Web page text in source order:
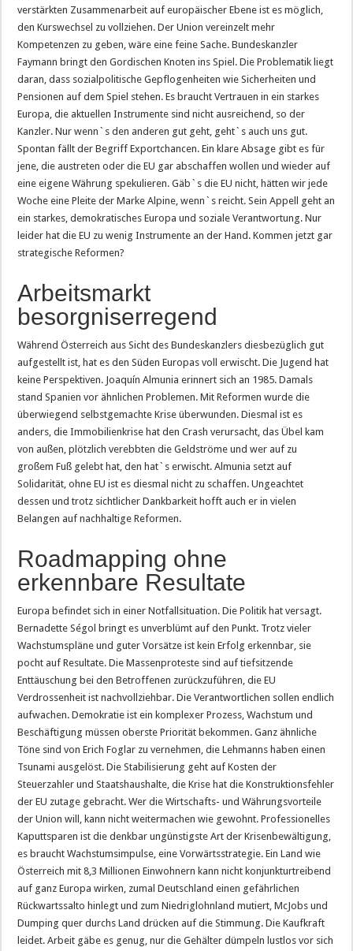
verstärkten Zusammenarbeit auf europäischer Ebene ist es möglich,
den Kurswechsel zu vollziehen. Der Union vereinzelt mehr
Kompetenzen zu geben, wäre eine feine Sache. Bundeskanzler
Faymann bringt den Gordischen Knoten ins Spiel. Die Problematik liegt
daran, dass sozialpolitische Gepflogenheiten wie Sicherheiten und
Pensionen auf dem Spiel stehen. Es braucht Vertrauen in ein starkes
Europa, die aktuellen Instrumente sind nicht ausreichend, so der
Kanzler. Nur wenn`s den anderen gut geht, geht`s auch uns gut.
Spontan fällt der Begriff Exportchancen. Ein klare Absage gibt es für
jene, die austreten oder die EU gar abschaffen wollen und wieder auf
eine eigene Währung spekulieren. Gäb`s die EU nicht, hätten wir jede
Woche eine Pleite der Marke Alpine, wenn`s reicht. Sein Appell geht an
ein starkes, demokratisches Europa und soziale Verantwortung. Nur
leider hat die EU zu wenig Instrumente an der Hand. Kommen jetzt gar
strategische Reformen?
Arbeitsmarkt
besorgniserregend
Während Österreich aus Sicht des Bundeskanzlers diesbezüglich gut
aufgestellt ist, hat es den Süden Europas voll erwischt. Die Jugend hat
keine Perspektiven. Joaquín Almunia erinnert sich an 1985. Damals
stand Spanien vor ähnlichen Problemen. Mit Reformen wurde die
überwiegend selbstgemachte Krise überwunden. Diesmal ist es
anders, die Immobilienkrise hat den Crash verursacht, das Übel kam
von außen, plötzlich verebbten die Geldströme und wer auf zu
großem Fuß gelebt hat, den hat`s erwischt. Almunia setzt auf
Solidarität, ohne EU ist es diesmal nicht zu schaffen. Ungeachtet
dessen und trotz sichtlicher Dankbarkeit hofft auch er in vielen
Belangen auf nachhaltige Reformen.
Roadmapping ohne
erkennbare Resultate
Europa befindet sich in einer Notfallsituation. Die Politik hat versagt.
Bernadette Ségol bringt es unverblümt auf den Punkt. Trotz vieler
Wachstumspläne und guter Vorsätze ist kein Erfolg erkennbar, sie
pocht auf Resultate. Die Massenproteste sind auf tiefsitzende
Enttäuschung bei den Betroffenen zurückzuführen, die EU
Verdrossenheit ist nachvollziehbar. Die Verantwortlichen sollen endlich
aufwachen. Demokratie ist ein komplexer Prozess, Wachstum und
Beschäftigung müssen oberste Priorität bekommen. Ganz ähnliche
Töne sind von Erich Foglar zu vernehmen, die Lehmanns haben einen
Tsunami ausgelöst. Die Stabilisierung geht auf Kosten der
Steuerzahler und Staatshaushalte, die Krise hat die Konstruktionsfehler
der EU zutage gebracht. Wer die Wirtschafts- und Währungsvorteile
der Union will, kann nicht weitermachen wie gewohnt. Professionelles
Kaputtsparen ist die denkbar ungünstigste Art der Krisenbewältigung,
es braucht Wachstumsimpulse, eine Vorwärtsstrategie. Ein Land wie
Österreich mit 8,3 Millionen Einwohnern kann nicht konjunkturtreibend
auf ganz Europa wirken, zumal Deutschland einen gefährlichen
Rückwartssalto hinlegt und zum Niedriglohnland mutiert, McJobs und
Dumping quer durchs Land drücken auf die Stimmung. Die Kaufkraft
leidet. Arbeit gäbe es genug, nur die Gehälter dümpeln lustlos vor sich